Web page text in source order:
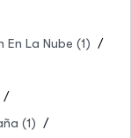
La Nube (1)
(1)